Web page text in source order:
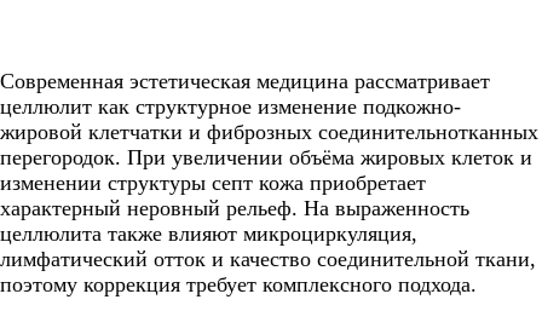
Современная эстетическая медицина рассматривает
целлюлит как структурное изменение подкожно-
жировой клетчатки и фиброзных соединительнотканных
перегородок. При увеличении объёма жировых клеток и
изменении структуры септ кожа приобретает
характерный неровный рельеф. На выраженность
целлюлита также влияют микроциркуляция,
лимфатический отток и качество соединительной ткани,
поэтому коррекция требует комплексного подхода.